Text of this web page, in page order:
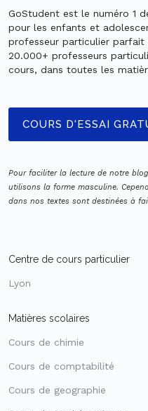
GoStudent est le numéro 1
pour les enfants et
professeur particulier
20.000+ professeurs
cours, dans toutes les
COURS D'ESSAI
Pour faciliter la lecture de notre
utilisons la forme masculine.
dans nos textes sont destinées à
Centre de cours particulier
Lyon
Matières scolaires
Cours de chimie
Cours de comptabilité
Cours de geographie